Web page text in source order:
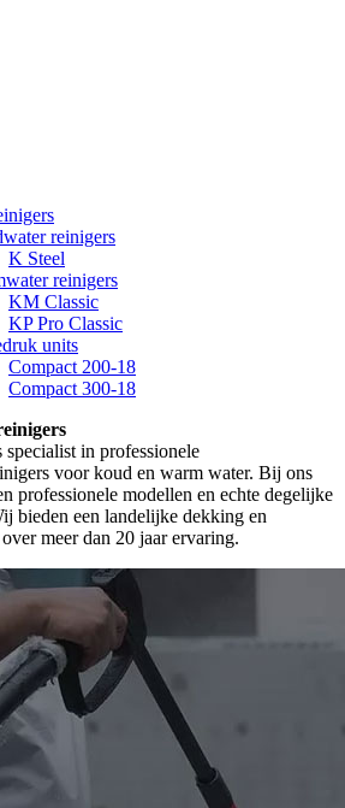
reinigers
K Steel
reinigers
KM Classic
KP Pro Classic
units
Compact 200-18
Compact 300-18
specialist in professionele
voor koud en warm water. Bij ons
professionele modellen en echte degelijke
bieden een landelijke dekking en
meer dan 20 jaar ervaring.